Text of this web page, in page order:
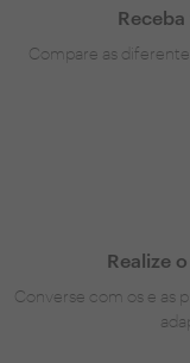
Compare as
Realize
Converse com os e as